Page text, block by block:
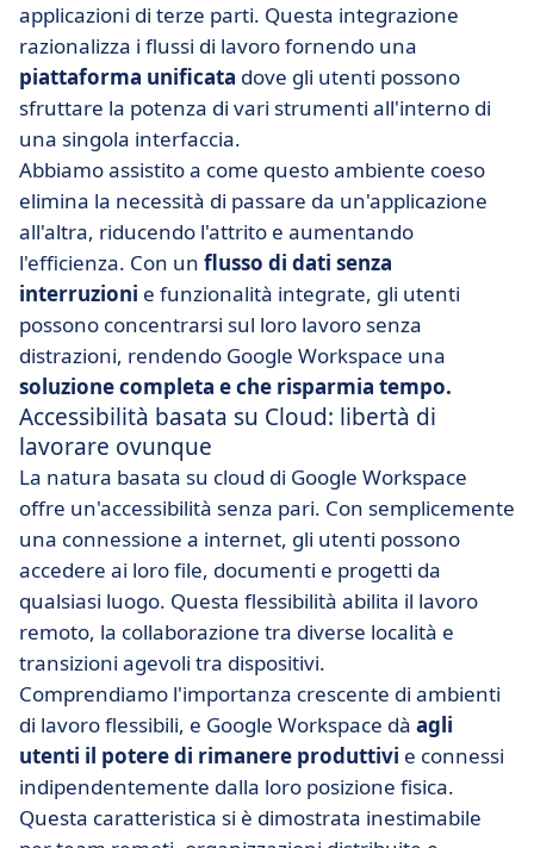
applicazioni di terze parti. Questa integrazione
razionalizza i flussi di lavoro fornendo una
piattaforma unificata dove gli utenti possono
sfruttare la potenza di vari strumenti all'interno di
una singola interfaccia.
Abbiamo assistito a come questo ambiente coeso
elimina la necessità di passare da un'applicazione
all'altra, riducendo l'attrito e aumentando
l'efficienza. Con un flusso di dati senza
interruzioni e funzionalità integrate, gli utenti
possono concentrarsi sul loro lavoro senza
distrazioni, rendendo Google Workspace una
soluzione completa e che risparmia tempo.
Accessibilità basata su Cloud: libertà di
lavorare ovunque
La natura basata su cloud di Google Workspace
offre un'accessibilità senza pari. Con semplicemente
una connessione a internet, gli utenti possono
accedere ai loro file, documenti e progetti da
qualsiasi luogo. Questa flessibilità abilita il lavoro
remoto, la collaborazione tra diverse località e
transizioni agevoli tra dispositivi.
Comprendiamo l'importanza crescente di ambienti
di lavoro flessibili, e Google Workspace dà agli
utenti il potere di rimanere produttivi e connessi
indipendentemente dalla loro posizione fisica.
Questa caratteristica si è dimostrata inestimabile